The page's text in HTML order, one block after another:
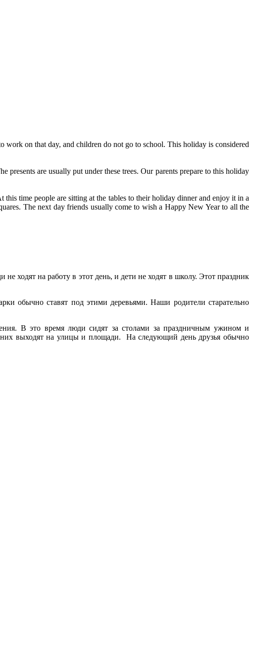
on that day, and children do not go to school. This holiday is considered
are usually put under these trees. Our parents prepare to this holiday
time people are sitting at the tables to their holiday dinner and enjoy it in a
The next day friends usually come to wish a Happy New Year to all the
ходят на работу в этот день, и дети не ходят в школу. Этот праздник
обычно ставят под этими деревьями. Наши родители старательно
В это время люди сидят за столами за праздничным ужином и
выходят на улицы и площади. На следующий день друзья обычно